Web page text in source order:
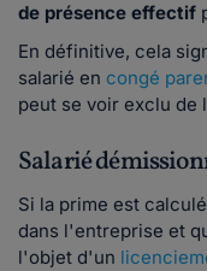
de présence effectif
En définitive, cela
salarié en congé
peut se voir exclu de
Salarié
Si la prime est
dans l'entreprise et
l'objet d'un